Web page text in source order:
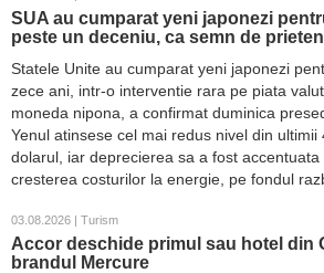
SUA au cumparat yeni japonezi
peste un deceniu, ca semn de
Statele Unite au cumparat yeni japonezi
zece ani, intr-o interventie rara pe piata
moneda nipona, a confirmat duminica
Yenul atinsese cel mai redus nivel din
dolarul, iar deprecierea sa a fost
cresterea costurilor la energie, pe fondul
03.08.2026 | Turism
Accor deschide primul sau hotel din
brandul Mercure